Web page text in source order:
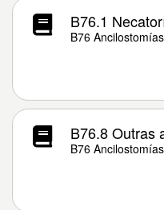
B76.1
B76
B76.8 Outras
B76